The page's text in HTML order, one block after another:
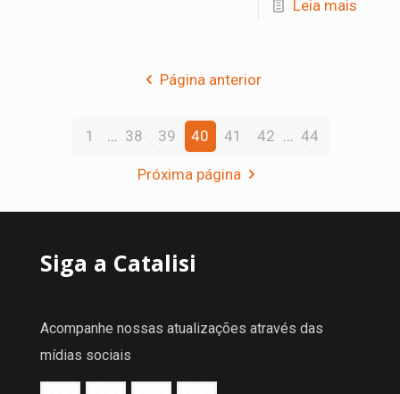
Leia mais
Página anterior
1 ... 38 39 40 41 42 44
Próxima página
Siga a Catalisi
Acompanhe nossas atualizações através das
mídias sociais